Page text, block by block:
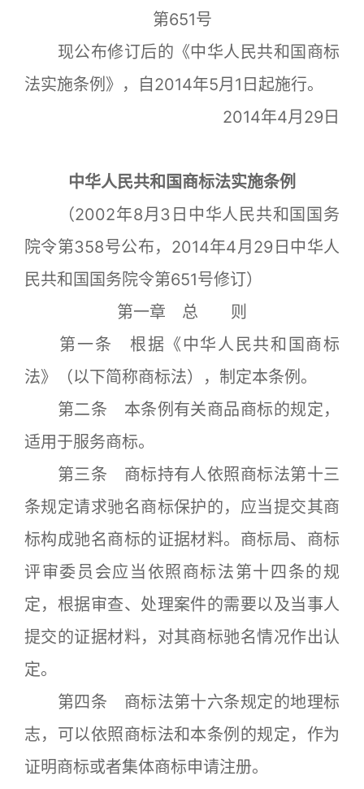
第651号
现公布修订后的《中华人民共和国商标
法实施条例》，自2014年5月1日起施行。
2014年4月29日
中华人民共和国商标法实施条例
（2002年8月3日中华人民共和国国务
院令第358号公布，2014年4月29日中华人
民共和国国务院令第651号修订）
第一章 总 则
第一条 根据《中华人民共和国商标
法》（以下简称商标法），制定本条例。
第二条 本条例有关商品商标的规定，
适用于服务商标。
第三条 商标持有人依照商标法第十三
条规定请求驰名商标保护的，应当提交其商
标构成驰名商标的证据材料。商标局、商标
评审委员会应当依照商标法第十四条的规
定，根据审查、处理案件的需要以及当事人
提交的证据材料，对其商标驰名情况作出认
定。
第四条 商标法第十六条规定的地理标
志，可以依照商标法和本条例的规定，作为
证明商标或者集体商标申请注册。